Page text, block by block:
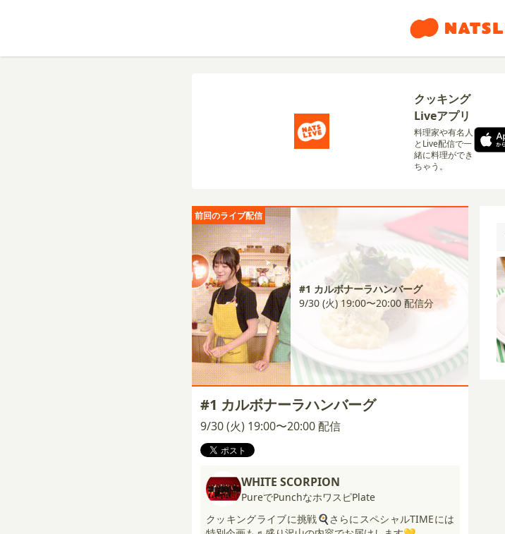
クッキング
Liveアプリ
料理家や有名人
とLive配信で一
緒に料理ができ
ちゃう。
前回のライブ配信
#1 カルボナーラハンバーグ
9/30 (火) 19:00〜20:00 配信分
#1 カルボナーラハンバーグ
9/30 (火) 19:00〜20:00 配信
WHITE SCORPION
PureでPunchなホワスピPlate
クッキングライブに挑戦🍳さらにスペシャルTIMEには